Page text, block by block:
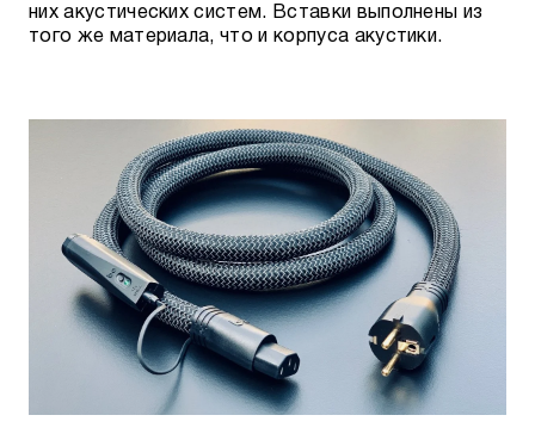
Нажав кнопку - "посетить шоурум".
официальными поставщиками.
них акустических систем. Вставки выполнены из
того же материала, что и корпуса акустики.